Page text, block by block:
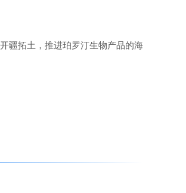
疆拓土，推进珀罗汀生物产品的海